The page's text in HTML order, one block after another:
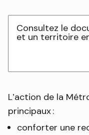
Consultez le
et un territoire
L’action de la
principaux :
conforter une